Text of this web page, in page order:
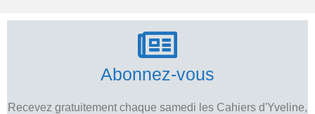
Abonnez-vous
Recevez gratuitement chaque samedi les Cahiers d'Yveline,